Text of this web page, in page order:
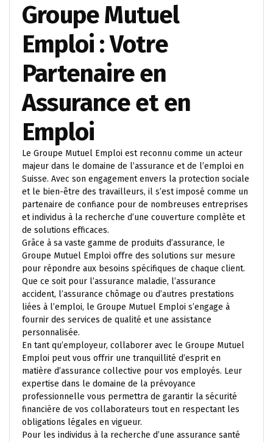
Groupe Mutuel
Emploi : Votre
Partenaire en
Assurance et en
Emploi
Le Groupe Mutuel Emploi est reconnu comme un acteur
majeur dans le domaine de l’assurance et de l’emploi en
Suisse. Avec son engagement envers la protection sociale
et le bien-être des travailleurs, il s’est imposé comme un
partenaire de confiance pour de nombreuses entreprises
et individus à la recherche d’une couverture complète et
de solutions efficaces.
Grâce à sa vaste gamme de produits d’assurance, le
Groupe Mutuel Emploi offre des solutions sur mesure
pour répondre aux besoins spécifiques de chaque client.
Que ce soit pour l’assurance maladie, l’assurance
accident, l’assurance chômage ou d’autres prestations
liées à l’emploi, le Groupe Mutuel Emploi s’engage à
fournir des services de qualité et une assistance
personnalisée.
En tant qu’employeur, collaborer avec le Groupe Mutuel
Emploi peut vous offrir une tranquillité d’esprit en
matière d’assurance collective pour vos employés. Leur
expertise dans le domaine de la prévoyance
professionnelle vous permettra de garantir la sécurité
financière de vos collaborateurs tout en respectant les
obligations légales en vigueur.
Pour les individus à la recherche d’une assurance santé